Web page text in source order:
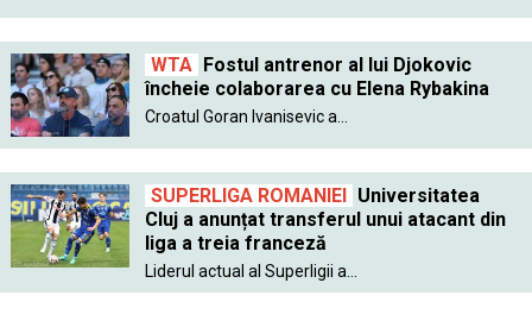
WTA Fostul antrenor al lui Djokovic
încheie colaborarea cu Elena Rybakina
Croatul Goran Ivanisevic a...
SUPERLIGA ROMANIEI Universitatea
Cluj a anunțat transferul unui atacant din
liga a treia franceză
Liderul actual al Superligii a...